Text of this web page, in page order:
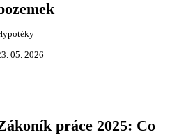
05. 2026
práce 2025: Co